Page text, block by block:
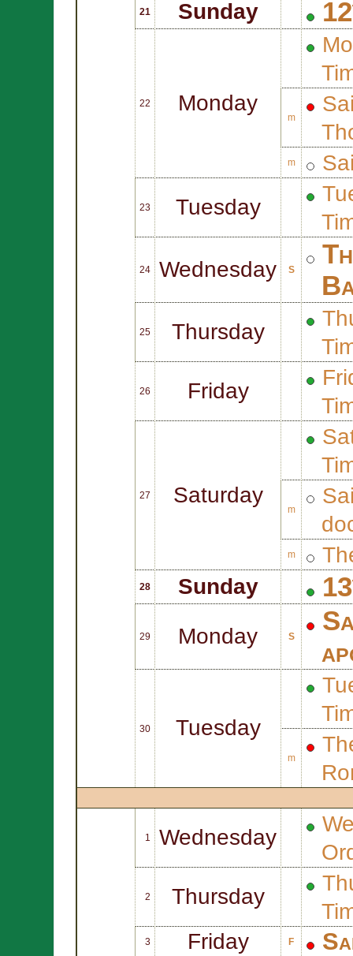
21 Sunday
22 Monday
m
m
23 Tuesday
24 Wednesday S
25 Thursday
26 Friday
27 Saturday
m
m
28 Sunday
29 Monday S
30 Tuesday
m
1 Wednesday
2 Thursday
3 Friday F